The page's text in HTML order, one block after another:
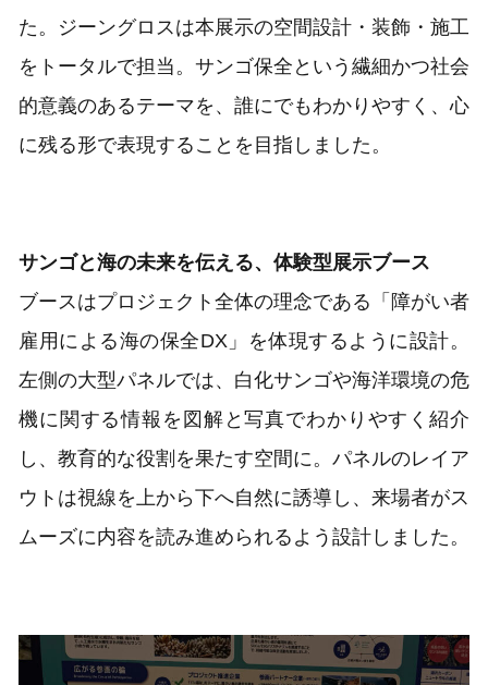
た。ジーングロスは本展示の空間設計・装飾・施工
をトータルで担当。サンゴ保全という繊細かつ社会
的意義のあるテーマを、誰にでもわかりやすく、心
に残る形で表現することを目指しました。
サンゴと海の未来を伝える、体験型展示ブース
ブースはプロジェクト全体の理念である「障がい者
雇用による海の保全DX」を体現するように設計。
左側の大型パネルでは、白化サンゴや海洋環境の危
機に関する情報を図解と写真でわかりやすく紹介
し、教育的な役割を果たす空間に。パネルのレイア
ウトは視線を上から下へ自然に誘導し、来場者がス
ムーズに内容を読み進められるよう設計しました。